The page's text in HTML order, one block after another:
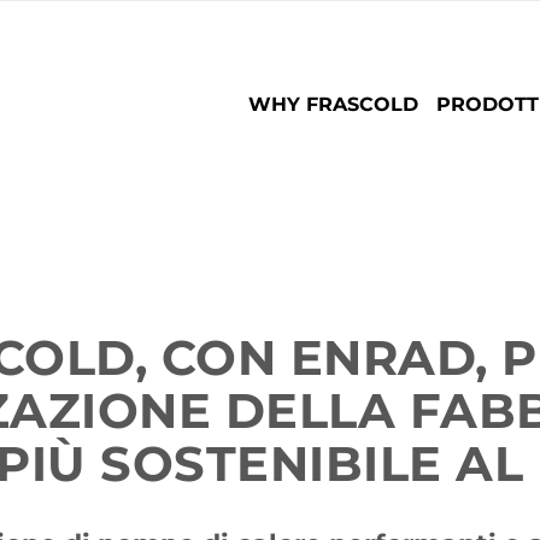
Main
WHY FRASCOLD
CON ENRAD,
DELLA
SOSTENIBILE